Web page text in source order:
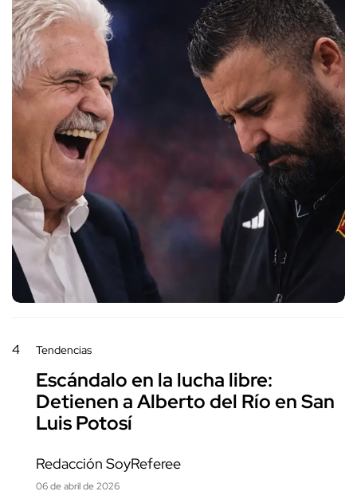
4 Tendencias
Escándalo en la lucha libre:
Detienen a Alberto del Río en San
Luis Potosí
Redacción SoyReferee
06 de abril de 2026